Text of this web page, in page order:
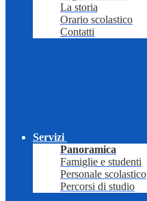
La storia
Orario scolastico
Contatti
Servizi
Panoramica
Famiglie e studenti
Personale scolastico
Percorsi di studio